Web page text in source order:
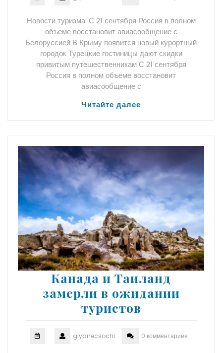
Новости туризма: С 21 сентября Россия в полном
объеме восстановит авиасообщение с
Белоруссией В Крыму появится новый курортный
городок Турецкие гостиницы дают скидки
привитым путешественникам С 21 сентября
Россия в полном объеме восстановит
авиасообщение с
Читайте далее
Канада и Таиланд
замерли в ожидании
туристов
glyanecsochi 0 комментариев